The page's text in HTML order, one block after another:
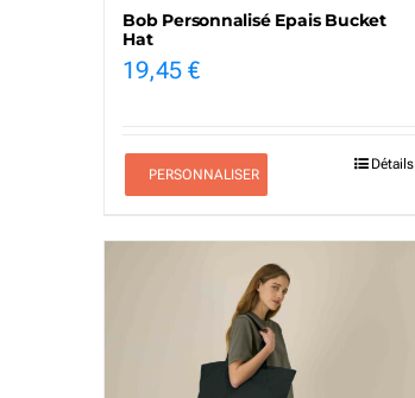
Bob Personnalisé Epais Bucket
Hat
19,45€
PERSONNALISER
Détails